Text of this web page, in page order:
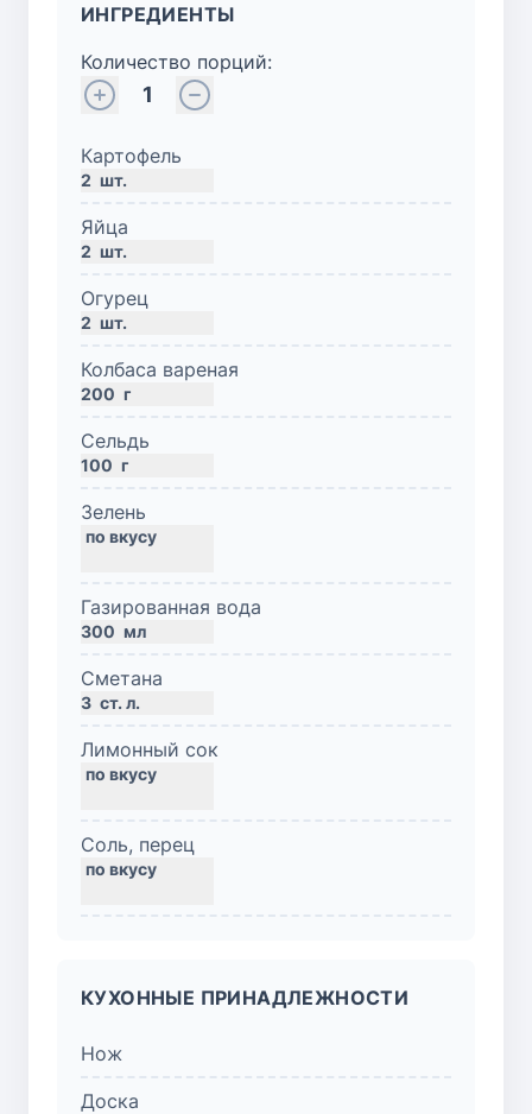
ИНГРЕДИЕНТЫ
Количество порций:
1
Картофель
2 шт.
Яйца
2 шт.
Огурец
2 шт.
Колбаса вареная
200 г
Сельдь
100 г
Зелень
Газированная вода
300 мл
Сметана
3 ст. л.
Лимонный сок
Соль, перец
КУХОННЫЕ ПРИНАДЛЕЖНОСТИ
Нож
Доска